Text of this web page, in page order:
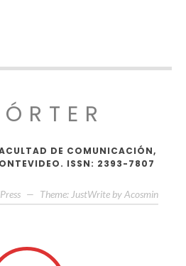
DE COMUNICACIÓN,
ISSN: 2393-7807
— Theme: JustWrite by Acosmin